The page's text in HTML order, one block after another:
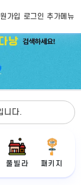
가입 로그인 추가메뉴
니다.
풀빌라 패키지